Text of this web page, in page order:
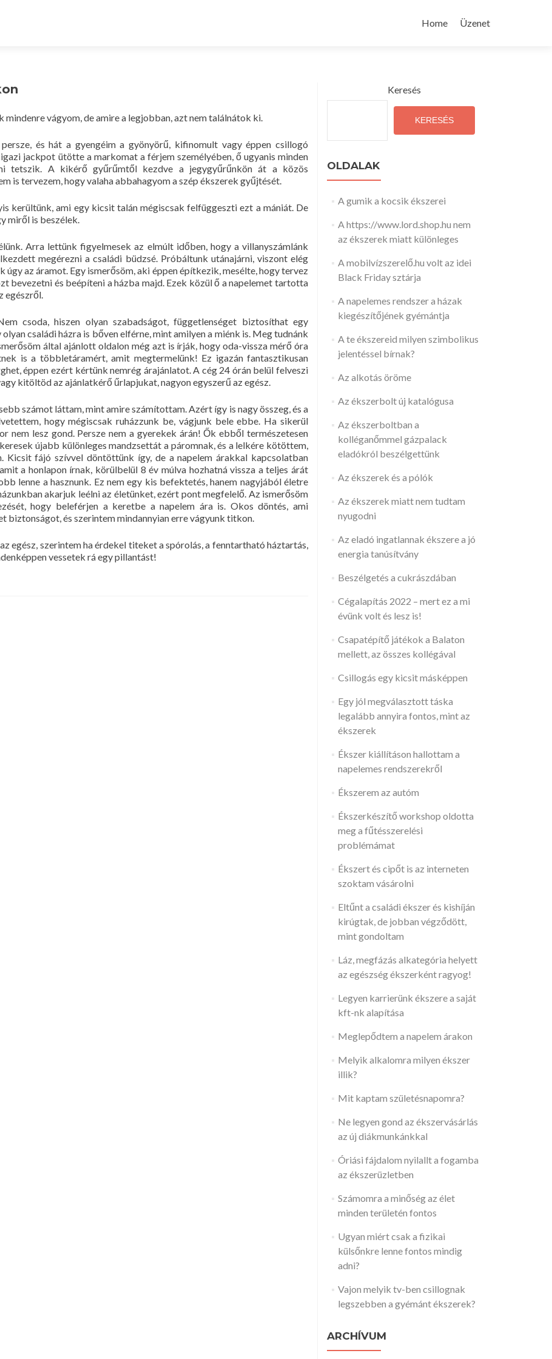
to
Home Üzenet
mindenre vágyom, de amire a legjobban, azt nem találnátok ki.
és hát a gyengéim a gyönyörű, kifinomult vagy éppen csillogó
jackpot ütötte a markomat a férjem személyében, ő ugyanis minden
tetszik. A kikérő gyűrűmtől kezdve a jegygyűrűnkön át a közös
is tervezem, hogy valaha abbahagyom a szép ékszerek gyűjtését.
kerültünk, ami egy kicsit talán mégiscsak felfüggeszti ezt a mániát. De
miről is beszélek.
Arra lettünk figyelmesek az elmúlt időben, hogy a villanyszámlánk
megérezni a családi büdzsé. Próbáltunk utánajárni, viszont elég
az áramot. Egy ismerősöm, aki éppen építkezik, mesélte, hogy tervez
bevezetni és beépíteni a házba majd. Ezek közül ő a napelemet tartotta
egészről.
csoda, hiszen olyan szabadságot, függetlenséget biztosíthat egy
családi házra is bőven elférne, mint amilyen a miénk is. Meg tudnánk
által ajánlott oldalon még azt is írják, hogy oda-vissza mérő óra
is a többletáramért, amit megtermelünk! Ez igazán fantasztikusan
éppen ezért kértünk nemrég árajánlatot. A cég 24 órán belül felveszi
kitöltöd az ajánlatkérő űrlapjukat, nagyon egyszerű az egész.
számot láttam, mint amire számítottam. Azért így is nagy összeg, és a
hogy mégiscsak ruházzunk be, vágjunk bele ebbe. Ha sikerül
nem lesz gond. Persze nem a gyerekek árán! Ők ebből természetesen
újabb különleges mandzsettát a páromnak, és a lelkére kötöttem,
Kicsit fájó szívvel döntöttünk így, de a napelem árakkal kapcsolatban
a honlapon írnak, körülbelül 8 év múlva hozhatná vissza a teljes árát
lenne a hasznunk. Ez nem egy kis befektetés, hanem nagyjából életre
akarjuk leélni az életünket, ezért pont megfelelő. Az ismerősöm
hogy beleférjen a keretbe a napelem ára is. Okos döntés, ami
biztonságot, és szerintem mindannyian erre vágyunk titkon.
egész, szerintem ha érdekel titeket a spórolás, a fenntartható háztartás,
vessetek rá egy pillantást!
Keresés
KERESÉS
OLDALAK
A gumik a kocsik ékszerei
A https://www.lord.shop.hu nem
az ékszerek miatt különleges
A mobilvízszerelő.hu volt az idei
Black Friday sztárja
A napelemes rendszer a házak
kiegészítőjének gyémántja
A te ékszereid milyen szimbolikus
jelentéssel bírnak?
Az alkotás öröme
Az ékszerbolt új katalógusa
Az ékszerboltban a
kolléganőmmel gázpalack
eladókról beszélgettünk
Az ékszerek és a pólók
Az ékszerek miatt nem tudtam
nyugodni
Az eladó ingatlannak ékszere a jó
energia tanúsítvány
Beszélgetés a cukrászdában
Cégalapítás 2022 – mert ez a mi
évünk volt és lesz is!
Csapatépítő játékok a Balaton
mellett, az összes kollégával
Csillogás egy kicsit másképpen
Egy jól megválasztott táska
legalább annyira fontos, mint az
ékszerek
Ékszer kiállításon hallottam a
napelemes rendszerekről
Ékszerem az autóm
Ékszerkészítő workshop oldotta
meg a fűtésszerelési
problémámat
Ékszert és cipőt is az interneten
szoktam vásárolni
Eltűnt a családi ékszer és kishíján
kirúgtak, de jobban végződött,
mint gondoltam
Láz, megfázás alkategória helyett
az egészség ékszerként ragyog!
Legyen karrierünk ékszere a saját
kft-nk alapítása
Meglepődtem a napelem árakon
Melyik alkalomra milyen ékszer
illik?
Mit kaptam születésnapomra?
Ne legyen gond az ékszervásárlás
az új diákmunkánkkal
Óriási fájdalom nyilallt a fogamba
az ékszerüzletben
Számomra a minőség az élet
minden területén fontos
Ugyan miért csak a fizikai
külsőnkre lenne fontos mindig
adni?
Vajon melyik tv-ben csillognak
legszebben a gyémánt ékszerek?
ARCHÍVUM